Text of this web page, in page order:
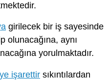
girilecek bir iş sayesinde
olunacağına, aynı
yorulmaktadır.
işarettir sıkıntılardan